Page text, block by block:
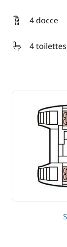
4 docce
4 toilettes